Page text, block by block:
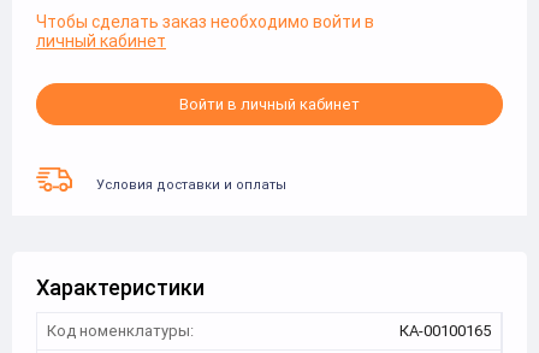
Чтобы сделать заказ необходимо войти в
личный кабинет
Войти в личный кабинет
Условия доставки и оплаты
Характеристики
Код номенклатуры:
КА-00100165